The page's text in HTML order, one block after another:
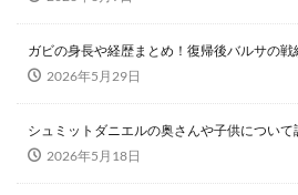
ガビの身長や経歴まとめ！復帰後バルサの
2026年5月29日
シュミットダニエルの奥さんや子供につい
2026年5月18日